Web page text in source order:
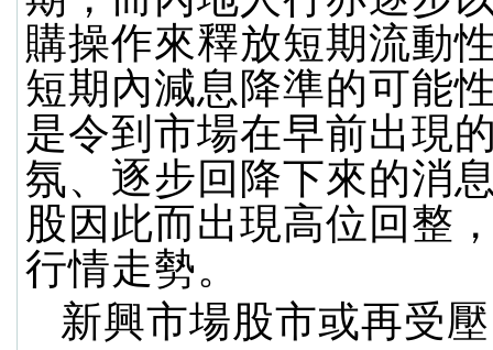
購操作來釋放短期流動
短期內減息降準的可能
是令到市場在早前出現
氛、逐步回降下來的消
股因此而出現高位回整
行情走勢。
新興市場股市或再受壓